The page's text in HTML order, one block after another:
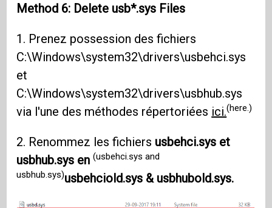
Method 6: Delete usb*.sys Files
1. Prenez possession des fichiers
C:\Windows\system32\drivers\usbehci.sys
et
C:\Windows\system32\drivers\usbhub.sys
via l'une des méthodes répertoriées ici.(here.)
2. Renommez les fichiers usbehci.sys et
usbhub.sys en(usbehci.sys and
usbhub.sys)usbehciold.sys & usbhubold.sys.